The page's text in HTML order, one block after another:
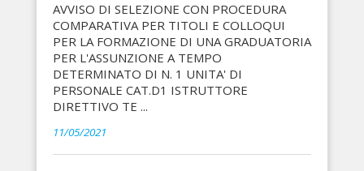
AVVISO DI SELEZIONE CON PROCEDURA
COMPARATIVA PER TITOLI E COLLOQUI
PER LA FORMAZIONE DI UNA GRADUATORIA
PER L'ASSUNZIONE A TEMPO
DETERMINATO DI N. 1 UNITA' DI
PERSONALE CAT.D1 ISTRUTTORE
DIRETTIVO TE ...
11/05/2021